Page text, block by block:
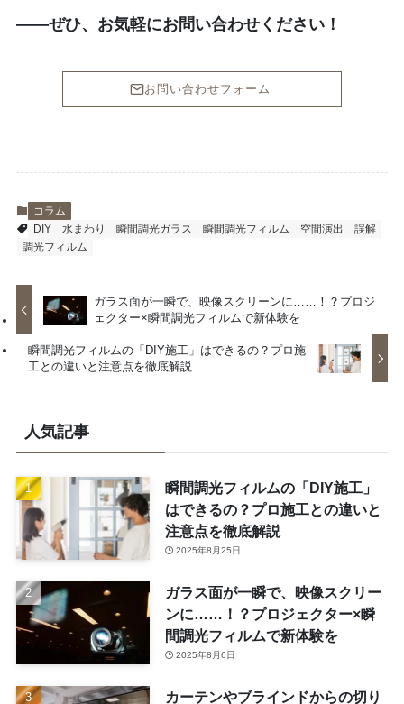
――ぜひ、お気軽にお問い合わせください！
お問い合わせフォーム
コラム
DIY
水まわり 瞬間調光ガラス 瞬間調光フィルム 空間演出
誤解
調光フィルム
ガラス面が一瞬で、映像スクリーンに……！？プロジ
ェクター×瞬間調光フィルムで新体験を
瞬間調光フィルムの「DIY施工」はできるの？プロ施
工との違いと注意点を徹底解説
人気記事
瞬間調光フィルムの「DIY施工」
はできるの？プロ施工との違いと
注意点を徹底解説
2025年8月25日
ガラス面が一瞬で、映像スクリー
ンに……！？プロジェクター×瞬
間調光フィルムで新体験を
2025年8月6日
カーテンやブラインドからの切り